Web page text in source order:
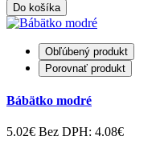
Do košíka
Obľúbený produkt
Porovnať produkt
Bábätko modré
5.02€ Bez DPH: 4.08€